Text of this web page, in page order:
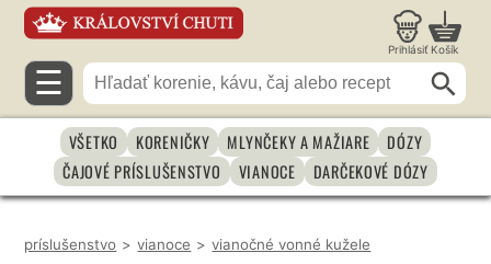
Prihlásiť Košík
☰
VŠETKO KORENIČKY MLYNČEKY A MAŽIARE
DÓZY
ČAJOVÉ PRÍSLUŠENSTVO
VIANOCE DARČEKOVÉ DÓZY
príslušenstvo > vianoce > vianočné vonné kužele